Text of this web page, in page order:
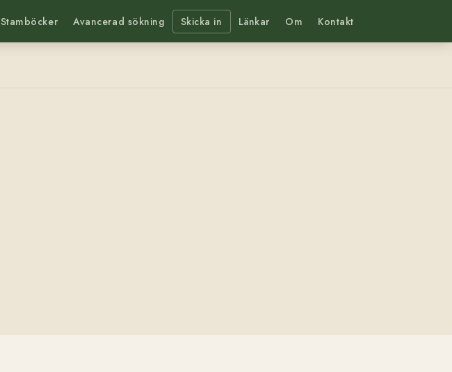
Stamböcker Avancerad sökning Skicka in Länkar Om Kontakt